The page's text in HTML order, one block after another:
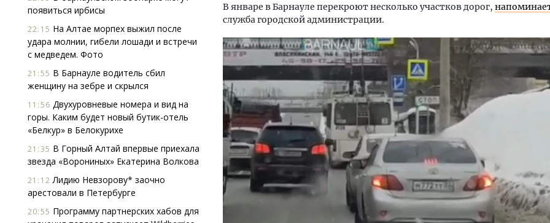
появиться ирбисы
22:15 На Алтае морпех выжил после
удара молнии, гибели лошади и встречи
с медведем. Фото
21:55 В Барнауле водитель сбил
женщину на зебре и скрылся
11:56 Двухуровневые номера и вид на
горы. Каким будет новый бутик-отель
«Белкур» в Белокурихе
21:35 В Горный Алтай впервые приехала
звезда «Ворониных» Екатерина Волкова
21:12 Лидию Невзорову* заочно
арестовали в Петербурге
20:55 Программу партнерских хабов для
В январе в Барнауле перекроют несколько участков дорог,
служба городской администрации.